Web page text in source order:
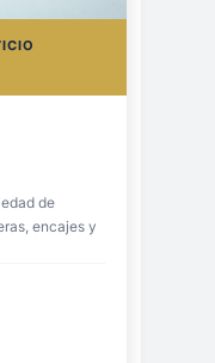
de
encajes y